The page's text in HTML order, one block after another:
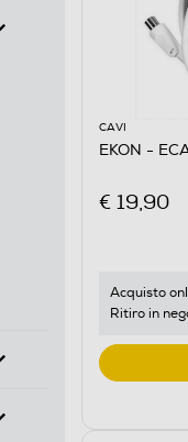
EKON
HAMA
VIVANCO
CAVI
EKON -
€ 19,90
Acquisto
Ritiro in